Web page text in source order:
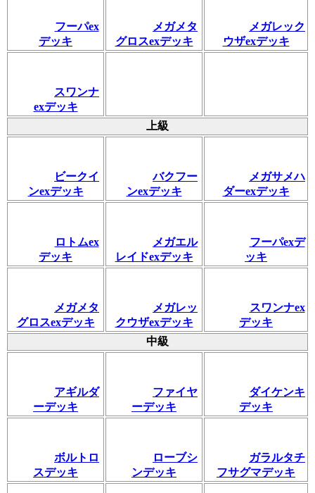
フーパex
デッキ
メガメタ
グロスexデッキ
メガレック
ウザexデッキ
スワンナ
exデッキ
上級
ビークイ
ンexデッキ
バクフー
ンexデッキ
メガサメハ
ダーexデッキ
ロトムex
デッキ
メガエル
レイドexデッキ
フーパexデ
ッキ
メガメタ
グロスexデッキ
メガレッ
クウザexデッキ
スワンナex
デッキ
中級
アギルダ
ーデッキ
ファイヤ
ーデッキ
ダイケンキ
デッキ
ボルトロ
スデッキ
ローブシ
ンデッキ
ガラルタチ
フサグマデッキ